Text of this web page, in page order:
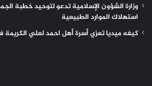
وزارة الشؤون الإسلامية تدعو لتوحيد خطبة
استهلاك الموارد الطبيعية
كيفه ميديا تعزي أسرة أهل احمد لعلي الكريمة